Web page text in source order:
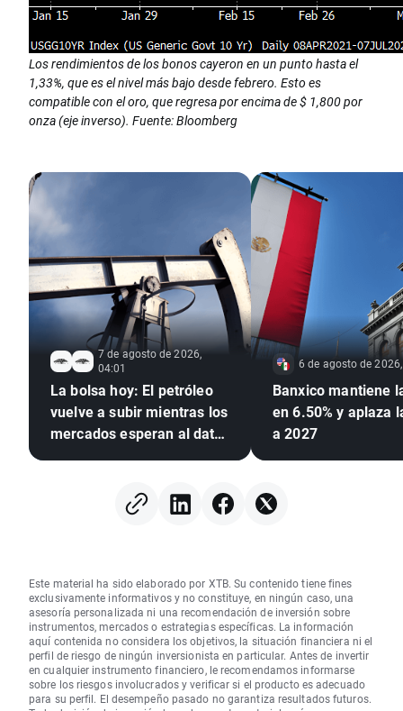
Los rendimientos de los bonos cayeron en un punto hasta el
1,33%, que es el nivel más bajo desde febrero. Esto es
compatible con el oro, que regresa por encima de $ 1,800 por
onza (eje inverso). Fuente: Bloomberg
7 de agosto de 2026,
04:01
La bolsa hoy: El petróleo
vuelve a subir mientras los
mercados esperan al dato
6 de agosto de
Banxico mantiene
en 6.50% y aplaza
a 2027
Este material ha sido elaborado por XTB. Su contenido tiene fines
exclusivamente informativos y no constituye, en ningún caso, una
asesoría personalizada ni una recomendación de inversión sobre
instrumentos, mercados o estrategias específicas. La información
aquí contenida no considera los objetivos, la situación financiera ni el
perfil de riesgo de ningún inversionista en particular. Antes de invertir
en cualquier instrumento financiero, le recomendamos informarse
sobre los riesgos involucrados y verificar si el producto es adecuado
para su perfil. El desempeño pasado no garantiza resultados futuros.